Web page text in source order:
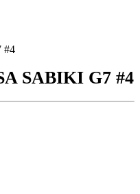
#4
SABIKI G7 #4